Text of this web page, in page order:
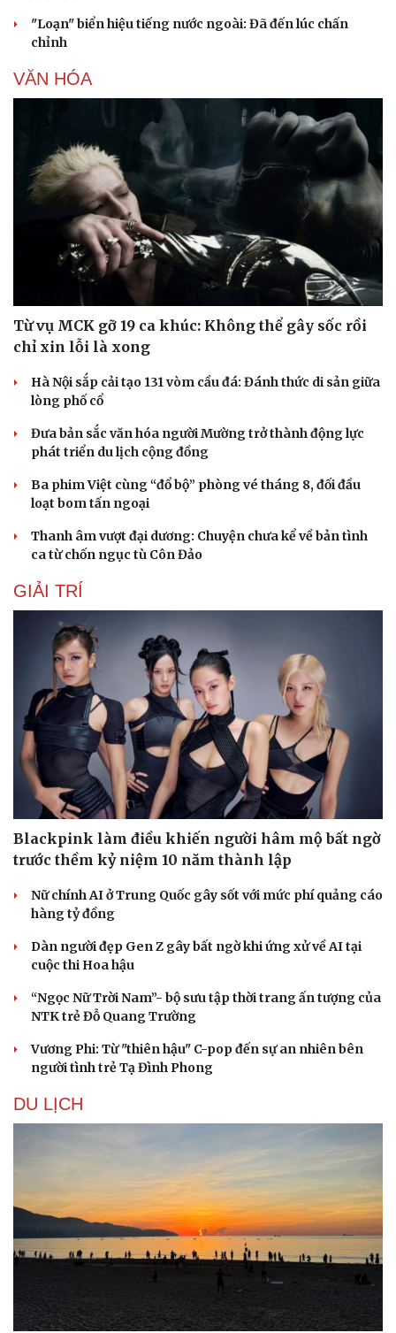
Văn hóa
Sân khấu - Điện ảnh
Văn học
Âm nhạc
Di sản
Giải trí
Thời trang
"Loạn" biển hiệu tiếng nước ngoài: Đã đến lúc chấn
chỉnh
VĂN HÓA
Từ vụ MCK gỡ 19 ca khúc: Không thể gây sốc rồi
chỉ xin lỗi là xong
Hà Nội sắp cải tạo 131 vòm cầu đá: Đánh thức di sản giữa
lòng phố cổ
Đưa bản sắc văn hóa người Mường trở thành động lực
phát triển du lịch cộng đồng
Ba phim Việt cùng “đổ bộ” phòng vé tháng 8, đối đầu
loạt bom tấn ngoại
Thanh âm vượt đại dương: Chuyện chưa kể về bản tình
ca từ chốn ngục tù Côn Đảo
GIẢI TRÍ
Blackpink làm điều khiến người hâm mộ bất ngờ
trước thềm kỷ niệm 10 năm thành lập
Nữ chính AI ở Trung Quốc gây sốt với mức phí quảng cáo
hàng tỷ đồng
Dàn người đẹp Gen Z gây bất ngờ khi ứng xử về AI tại
cuộc thi Hoa hậu
“Ngọc Nữ Trời Nam”- bộ sưu tập thời trang ấn tượng của
NTK trẻ Đỗ Quang Trường
Vương Phi: Từ "thiên hậu" C-pop đến sự an nhiên bên
người tình trẻ Tạ Đình Phong
DU LỊCH